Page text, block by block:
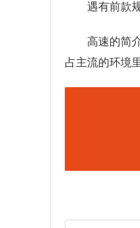
遇有前款
高速的简
占主流的环境